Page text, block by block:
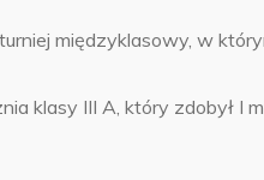
międzyklasowy, w
klasy III A, który zdobył I